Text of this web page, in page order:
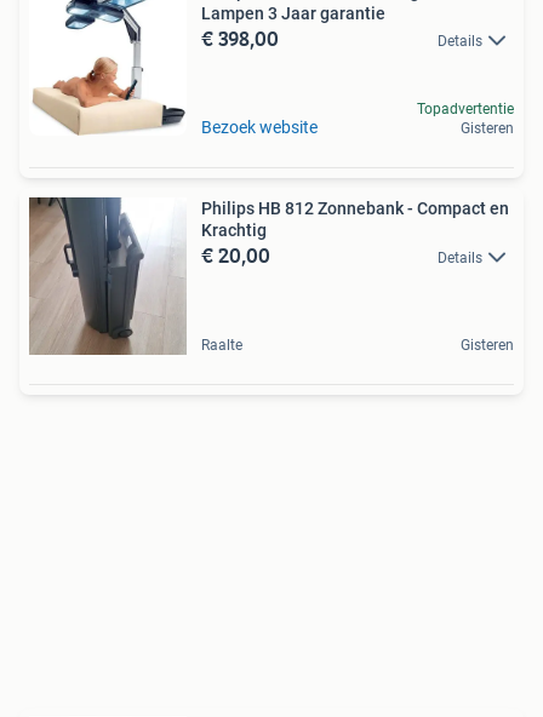
Lampen 3 Jaar garantie
€ 398,00 Details
Bezoek website
Topadvertentie
Gisteren
Philips HB 812 Zonnebank - Compact en
Krachtig
€ 20,00 Details
Raalte Gisteren